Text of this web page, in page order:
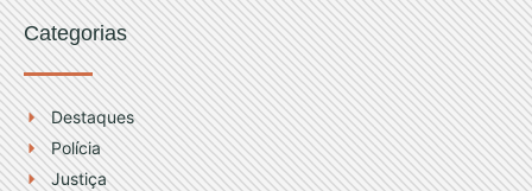
Categorias
Destaques
Polícia
Justiça